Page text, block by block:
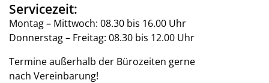
Servicezeit:
Montag – Mittwoch: 08.30 bis 16.00 Uhr
Donnerstag – Freitag: 08.30 bis 12.00 Uhr
Termine außerhalb der Bürozeiten gerne
nach Vereinbarung!